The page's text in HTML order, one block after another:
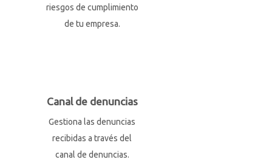
riesgos de cumplimiento
de tu empresa.
Canal de denuncias
Gestiona las denuncias
recibidas a través del
canal de denuncias.